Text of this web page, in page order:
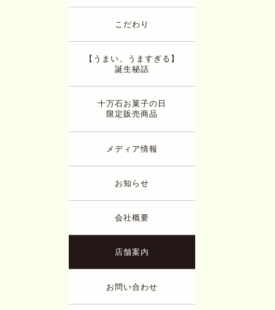
こだわり
【うまい、うますぎる】
誕生秘話
十万石お菓子の日
限定販売商品
メディア情報
お知らせ
会社概要
店舗案内
お問い合わせ